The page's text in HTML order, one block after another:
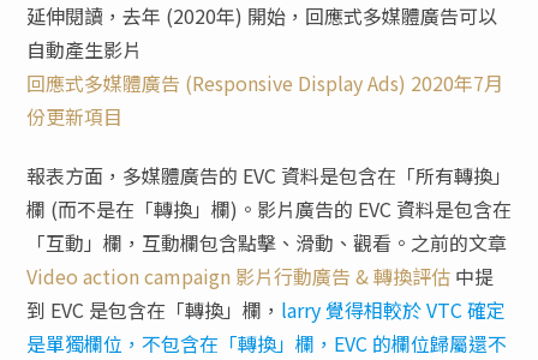
延伸閱讀，去年 (2020年) 開始，回應式多媒體廣告可以
自動產生影片
回應式多媒體廣告 (Responsive Display Ads) 2020年7月
份更新項目
報表方面，多媒體廣告的 EVC 資料是包含在「所有轉換」
欄 (而不是在「轉換」欄)。影片廣告的 EVC 資料是包含在
「互動」欄，互動欄包含點擊、滑動、觀看。之前的文章
Video action campaign 影片行動廣告 & 轉換評估中提
到 EVC 是包含在「轉換」欄， larry 覺得相較於 VTC 確定
是單獨欄位，不包含在「轉換」欄，EVC 的欄位歸屬還不